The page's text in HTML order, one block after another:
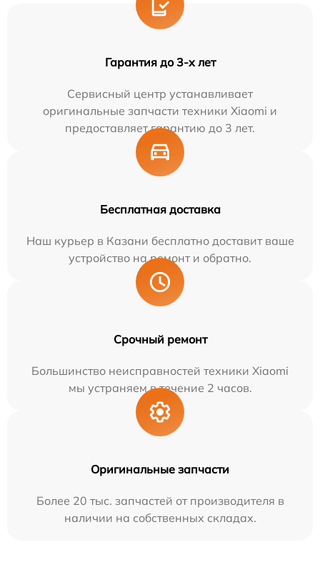
Гарантия до 3-х лет
Сервисный центр устанавливает
оригинальные запчасти техники Xiaomi и
предоставляет гарантию до 3 лет.
Бесплатная доставка
Наш курьер в Казани бесплатно доставит ваше
устройство на ремонт и обратно.
Срочный ремонт
Большинство неисправностей техники Xiaomi
мы устраняем в течение 2 часов.
Оригинальные запчасти
Более 20 тыс. запчастей от производителя в
наличии на собственных складах.